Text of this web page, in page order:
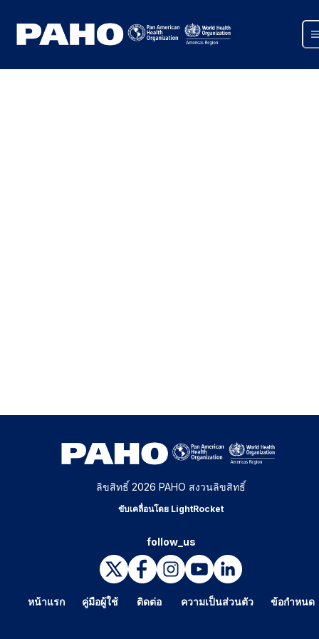
ลิขสิทธิ์ 2026 PAHO สงวนลิขสิทธิ์
ขับเคลื่อนโดย LightRocket
follow_us
หน้าแรก คู่มือผู้ใช้ ติดต่อ ความเป็นส่วนตัว ข้อกำหนด